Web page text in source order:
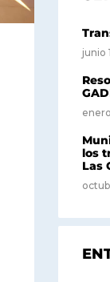
junio
los
Las